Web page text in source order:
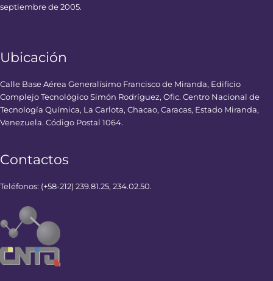
septiembre de 2005.
Ubicación
Calle Base Aérea Generalísimo Francisco de Miranda, Edificio
Complejo Tecnológico Simón Rodríguez, Ofic. Centro Nacional de
Tecnología Química, La Carlota, Chacao, Caracas, Estado Miranda,
Venezuela. Código Postal 1064.
Contactos
Teléfonos: (+58-212) 239.81.25, 234.02.50.